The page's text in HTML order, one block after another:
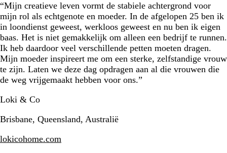
“Mijn creatieve leven vormt de stabiele achtergrond voor
mijn rol als echtgenote en moeder. In de afgelopen 25 ben ik
in loondienst geweest, werkloos geweest en nu ben ik eigen
baas. Het is niet gemakkelijk om alleen een bedrijf te runnen.
Ik heb daardoor veel verschillende petten moeten dragen.
Mijn moeder inspireert me om een sterke, zelfstandige vrouw
te zijn. Laten we deze dag opdragen aan al die vrouwen die
de weg vrijgemaakt hebben voor ons.”
Loki & Co
Brisbane, Queensland, Australië
lokicohome.com